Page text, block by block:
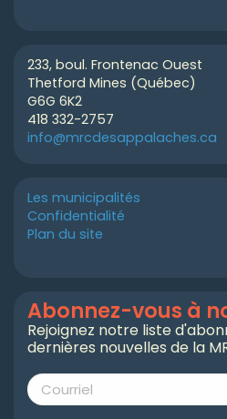
233, boul. Frontenac Ouest
Thetford Mines (Québec)
G6G 6K2
418 332-2757
info@mrcdesappalaches.ca
Les municipalités
Confidentialité
Plan du site
Abonnez-vous à
Rejoignez notre liste
dernières nouvelles de la